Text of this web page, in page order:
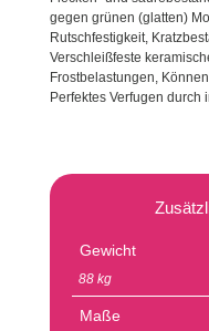
gegen grünen (glatten)
Rutschfestigkeit,
Verschleißfeste
Frostbelastungen,
Perfektes Verfugen durch
Gewicht
88 kg
Maße